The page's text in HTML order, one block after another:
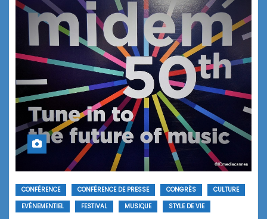
CONFÉRENCE CONFÉRENCE DE PRESSE CONGRÈS
CULTURE
EVÉNEMENTIEL
FESTIVAL MUSIQUE STYLE DE VIE